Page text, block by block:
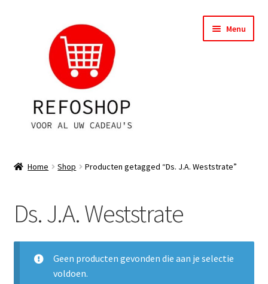
navigatie
Menu
Assortiment
Account
Home Shop Producten getagged “Ds. J.A. Weststrate”
Ds. J.A. Weststrate
Geen producten gevonden die aan je selectie
voldoen.